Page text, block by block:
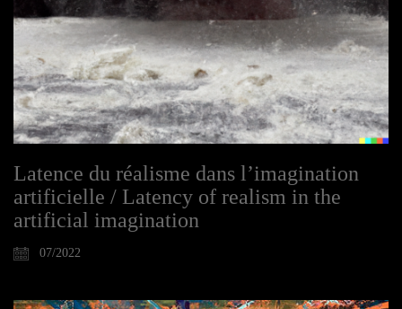
Latence du réalisme dans l’imagination
artificielle / Latency of realism in the
artificial imagination
07/2022